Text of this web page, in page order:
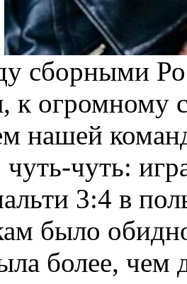
сборными
к огромному
нашей
чуть-чуть:
3:4 в
было
более, чем